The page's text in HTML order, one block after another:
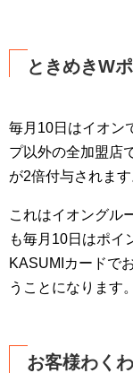
ときめきW
毎月10日はイオン
プ以外の全加盟店
が2倍付与されます
これはイオングル
も毎月10日はポイ
KASUMIカードで
うことになります。
お客様わく